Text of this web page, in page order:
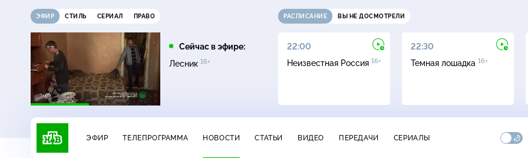
ЭФИР СТИЛЬ СЕРИАЛ ПРАВО
Сейчас в эфире:
Лесник 16+
РАСПИСАНИЕ ВЫ НЕ ДОСМОТРЕЛИ
21:15
Сегодня
21:30
Неизвестная Россия
22:00
Неизвестная Россия 16+
22:30
Темная лошадка 16+
ЭФИР ТЕЛЕПРОГРАММА НОВОСТИ СТАТЬИ ВИДЕО ПЕРЕДАЧИ СЕРИАЛЫ